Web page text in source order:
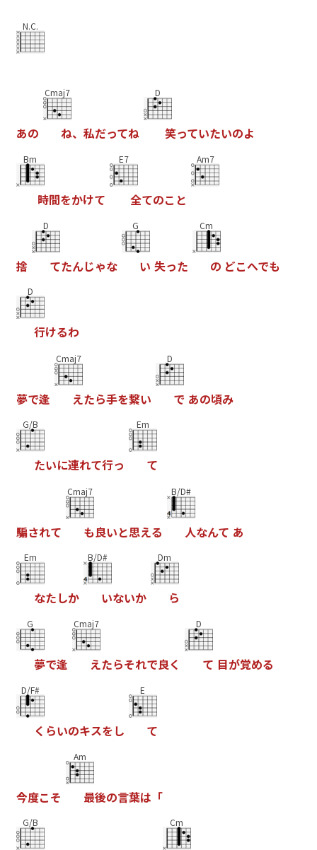
N.C.
あの
Cmaj7
ね、 私だってね
D
笑っていたいのよ
Bm
時間をかけて
E7
全てのこ と
Am7
捨
D
てたんじゃな
G
い 失った
Cm
の どこへでも
D
行けるわ
夢で逢
Cmaj7
えたら手を繋い
D
で あの頃み
G/B
たいに連れて行っ
Em
て
騙されて
Cmaj7
も良いと思える
B/D#
人なんて あ
Em
なたしか
B/D#
いないか
Dm
ら
G
夢で逢
Cmaj7
えたらそれで良く
D
て 目が覚める
D/F#
く らいのキスをし
E
て
今度こそ
Am
最後の言葉は 「
G/B Cm